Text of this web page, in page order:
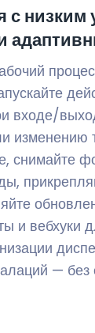
с низким
входе/
изменению
снимайте
и вебхуки
— без